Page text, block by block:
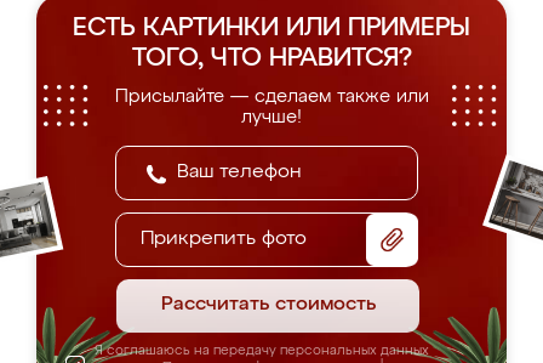
ЕСТЬ КАРТИНКИ ИЛИ ПРИМЕРЫ
ТОГО, ЧТО НРАВИТСЯ?
Присылайте — сделаем также или
лучше!
Прикрепить фото
Рассчитать стоимость
Я соглашаюсь на передачу персональных данных